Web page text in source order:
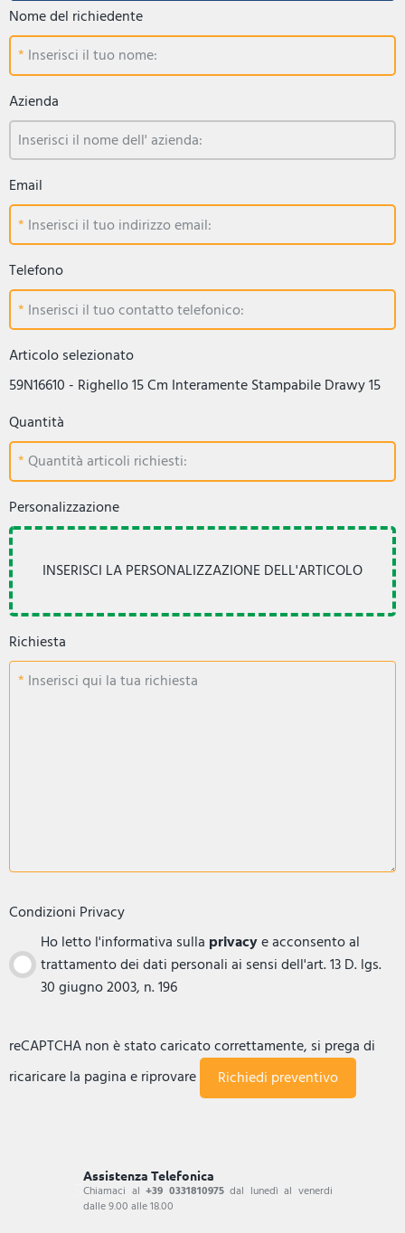
Nome del richiedente
Inserisci il tuo nome:
Azienda
Inserisci il nome dell' azienda:
Email
Inserisci il tuo indirizzo email:
Telefono
Inserisci il tuo contatto telefonico:
Articolo selezionato
59N16610 - Righello 15 Cm Interamente Stampabile Drawy 15
Quantità
Quantità articoli richiesti:
Personalizzazione
Richiesta
Inserisci qui la tua richiesta
Condizioni Privacy
Ho letto l'informativa sulla privacye acconsento al
trattamento dei dati personali ai sensi dell'art. 13 D. lgs.
30 giugno 2003, n. 196
reCAPTCHA non è stato caricato correttamente, si prega di
ricaricare la pagina e riprovare
Assistenza Telefonica
Chiamaci al+39 0331810975dal lunedì al venerdi
dalle 9.00 alle 18.00